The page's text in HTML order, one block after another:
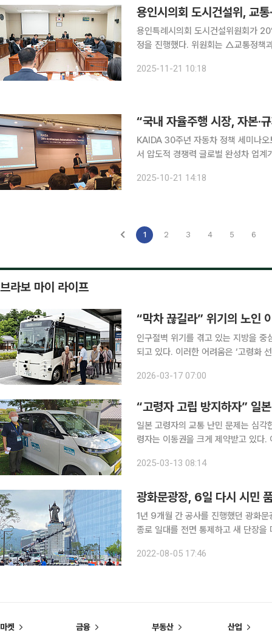
용인특례시의회 도시건설위원회가
정을 진행했다. 위원회는 △교통정책과 △대중교통과 △도시철도과 △물류화물과 △건설정책과
의원은 교통정책과에 개인형이동장
2025-11-21 10:18
“국내 자율주행 시장, 자본·
KAIDA 30주년 자동차 정책 세미나
서 압도적 경쟁력 글로벌 완성차 업계가 완전자율주행 상용화를 눈앞에 두고 있는 가운데 국내 시장
율주행차 개발에도 이를 상용화할만
2025-10-21 14:18
1 2 3 4 5 6
브라보 마이 라이프
“막차 끊길라” 위기의 노인
인구절벽 위기를 겪고 있는 지방을 중
되고 있다. 이러한 어려움은 ‘고령화
답형 교통서비스다. 버스와 콜택시를
2026-03-17 07:00
“고령자 고립 방지하자” 일
일본 고령자의 교통 난민 문제는 심
령자는 이동권을 크게 제약받고 있다
춰 교통수단을 이용할 수 있는 것이
2025-03-13 08:14
광화문광장, 6일 다시 시민
1년 9개월 간 공사를 진행했던 광화
종로 일대를 전면 통제하고 새 단장을 마친
4만 300㎡로 기존보다 2배 이상 넓
2022-08-05 17:46
마켓 금융 부동산 산업